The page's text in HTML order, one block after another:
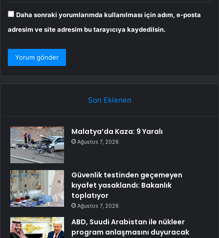
Daha sonraki yorumlarımda kullanılması için adım, e-posta
adresim ve site adresim bu tarayıcıya kaydedilsin.
Son Eklenen
Malatya’da Kaza: 9 Yaralı
Ağustos 7, 2026
Güvenlik testinden geçemeyen
kıyafet yasaklandı: Bakanlık
toplatıyor
Ağustos 7, 2026
ABD, Suudi Arabistan ile nükleer
program anlaşmasını duyuracak